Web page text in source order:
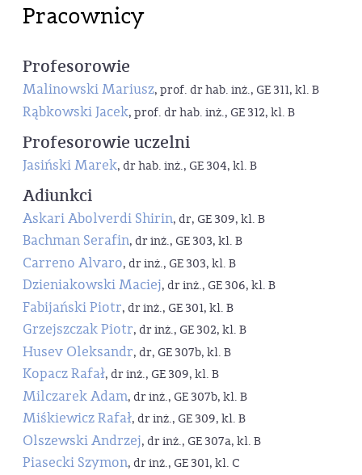
Pracownicy
Profesorowie
Malinowski Mariusz, prof. dr hab. inż., GE 311, kl. B
Rąbkowski Jacek, prof. dr hab. inż., GE 312, kl. B
Profesorowie uczelni
Jasiński Marek, dr hab. inż., GE 304, kl. B
Adiunkci
Askari Abolverdi Shirin, dr, GE 309, kl. B
Bachman Serafin, dr inż., GE 303, kl. B
Carreno Alvaro, dr inż., GE 303, kl. B
Dzieniakowski Maciej, dr inż., GE 306, kl. B
Fabijański Piotr, dr inż., GE 301, kl. B
Grzejszczak Piotr, dr inż., GE 302, kl. B
Husev Oleksandr, dr, GE 307b, kl. B
Kopacz Rafał, dr inż., GE 309, kl. B
Milczarek Adam, dr inż., GE 307b, kl. B
Miśkiewicz Rafał, dr inż., GE 309, kl. B
Olszewski Andrzej, dr inż., GE 307a, kl. B
Piasecki Szymon, dr inż., GE 301, kl. C